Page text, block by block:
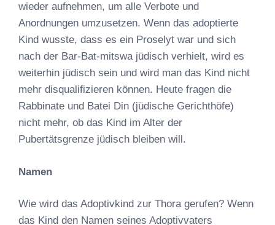
wieder aufnehmen, um alle Verbote und
Anordnungen umzusetzen. Wenn das adoptierte
Kind wusste, dass es ein Proselyt war und sich
nach der Bar-Bat-mitswa jüdisch verhielt, wird es
weiterhin jüdisch sein und wird man das Kind nicht
mehr disqualifizieren können. Heute fragen die
Rabbinate und Batei Din (jüdische Gerichthöfe)
nicht mehr, ob das Kind im Alter der
Pubertätsgrenze jüdisch bleiben will.
Namen
Wie wird das Adoptivkind zur Thora gerufen? Wenn
das Kind den Namen seines Adoptivvaters